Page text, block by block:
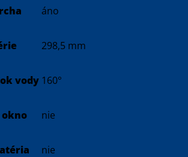
áno
298,5 mm
vody 160°
nie
nie